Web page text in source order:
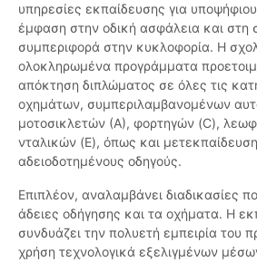
υπηρεσίες εκπαίδευσης για
έμφαση στην οδική ασφάλεια και στη
συμπεριφορά στην κυκλοφορία. Η
ολοκληρωμένα προγράμματα
απόκτηση διπλώματος σε όλες τις
οχημάτων, συμπεριλαμβανομένων
μοτοσικλετών (Α), φορτηγών (C),
νταλικών (E), όπως και
αδειοδοτημένους οδηγούς.
Επιπλέον, αναλαμβάνει διαδικασίες
άδειες οδήγησης και τα οχήματα. Η
συνδυάζει την πολυετή εμπειρία του
χρήση τεχνολογικά εξελιγμένων